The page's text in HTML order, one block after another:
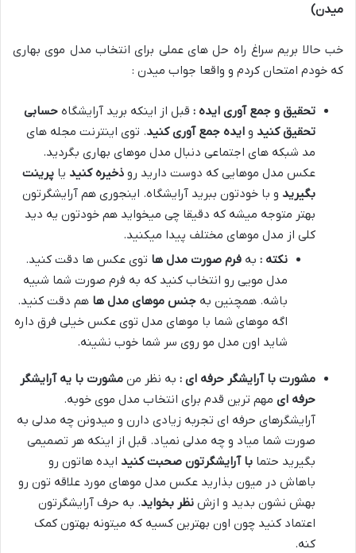
میدن)
خب حالا بریم سراغ راه حل های عملی برای انتخاب مدل موی بهاری
که خودم امتحان کردم و واقعا جواب میدن :
تحقیق و جمع آوری ایده : قبل از اینکه برید آرایشگاه حسابی
تحقیق کنید و ایده جمع آوری کنید. توی اینترنت مجله های
مد شبکه های اجتماعی دنبال مدل موهای بهاری بگردید.
عکس مدل موهایی که دوست دارید رو ذخیره کنید یا پرینت
بگیرید و با خودتون ببرید آرایشگاه. اینجوری هم آرایشگرتون
بهتر متوجه میشه که دقیقا چی میخواید هم خودتون یه دید
کلی از مدل موهای مختلف پیدا میکنید.
نکته : به فرم صورت مدل ها توی عکس ها دقت کنید.
مدل مویی رو انتخاب کنید که به فرم صورت شما شبیه
باشه. همچنین به جنس موهای مدل ها هم دقت کنید.
اگه موهای شما با موهای مدل توی عکس خیلی فرق داره
شاید اون مدل مو روی سر شما خوب نشینه.
مشورت با آرایشگر حرفه ای : به نظر من مشورت با یه آرایشگر
حرفه ای مهم ترین قدم برای انتخاب مدل موی خوبه.
آرایشگرهای حرفه ای تجربه زیادی دارن و میدونن چه مدلی به
صورت شما میاد و چه مدلی نمیاد. قبل از اینکه هر تصمیمی
بگیرید حتما با آرایشگرتون صحبت کنید ایده هاتون رو
باهاش در میون بذارید عکس مدل موهای مورد علاقه تون رو
بهش نشون بدید و ازش نظر بخواید. به حرف آرایشگرتون
اعتماد کنید چون اون بهترین کسیه که میتونه بهتون کمک
کنه.